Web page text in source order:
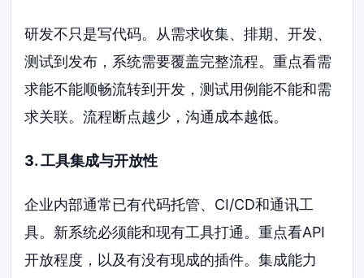
研发不只是写代码。从需求收集、排期、开发、
测试到发布，系统需要覆盖完整流程。重点看需
求能不能顺畅流转到开发，测试用例能不能和需
求关联。流程断点越少，沟通成本越低。
3. 工具集成与开放性
企业内部通常已有代码托管、CI/CD和通讯工
具。新系统必须能和现有工具打通。重点看API
开放程度，以及有没有现成的插件。集成能力